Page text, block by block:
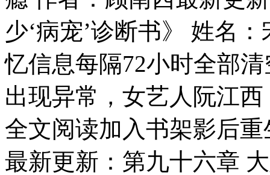
少‘病宠’诊断书》 姓名
忆信息每隔72小时全部
出现异常，女艺人阮江
全文阅读加入书架影后
最新更新：第九十六章